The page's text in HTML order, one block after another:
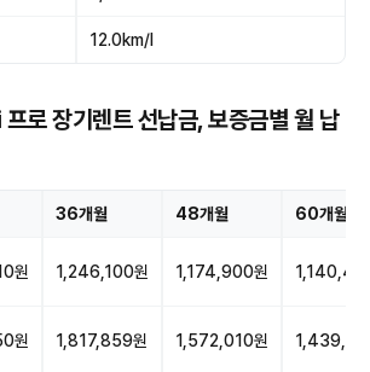
12.0km/l
로 장기렌트 선납금, 보증금별 월 납
36개월 48개월 60개월
원 1,246,100원 1,174,900원
원 1,817,859원 1,572,010원